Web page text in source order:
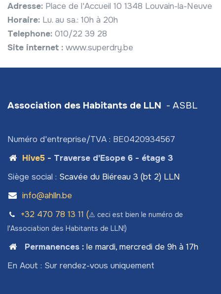
Adresse: Place de l'Accueil 10 1348 Louvain-la-Neuve
Horaire: Lu. au sa.: 10h à 20h
Telephone: 010/22 39 28
Site internet : www.superdry.be
Association des Habitants de LLN - ASBL
Numéro d'entreprise/TVA : BE0420934567
Hive5- Traverse d'Esope 6 - étage 3
Siège social : Scavée du Biéreau 3 (bt 2) LLN
info@ahlln.be
+32 470 78​ 13 11 (⚠️ ceci est bien le numéro de
l'Association des Habitants de LLN!)
Permanences: le mardi, mercredi de 9h à 17h
En Aout : Sur rendez-vous uniquement